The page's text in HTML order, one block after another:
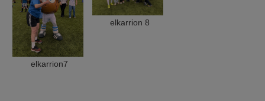
elkarrion7
elkarrion 8